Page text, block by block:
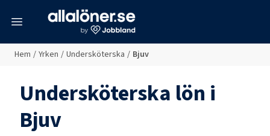
Hem / Yrken / Undersköterska / Bjuv
Undersköterska lön i
Bjuv